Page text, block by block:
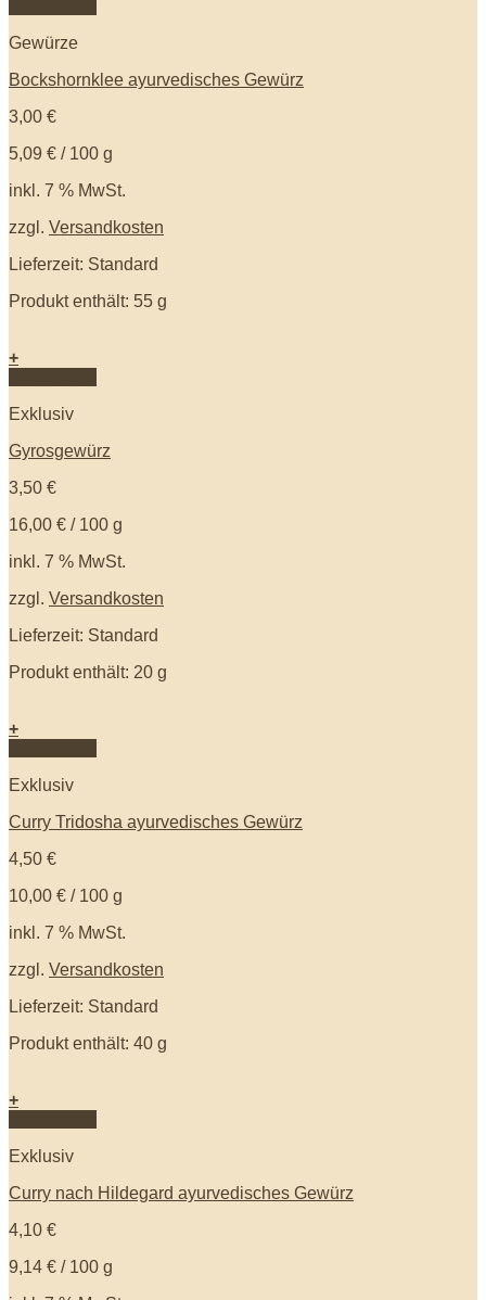
Gewürze
Bockshornklee ayurvedisches Gewürz
3,00 €
5,09 € / 100 g
inkl. 7 % MwSt.
zzgl. Versandkosten
Lieferzeit: Standard
Produkt enthält: 55 g
+
Exklusiv
Gyrosgewürz
3,50 €
16,00 € / 100 g
inkl. 7 % MwSt.
zzgl. Versandkosten
Lieferzeit: Standard
Produkt enthält: 20 g
+
Exklusiv
Curry Tridosha ayurvedisches Gewürz
4,50 €
10,00 € / 100 g
inkl. 7 % MwSt.
zzgl. Versandkosten
Lieferzeit: Standard
Produkt enthält: 40 g
+
Exklusiv
Curry nach Hildegard ayurvedisches Gewürz
4,10 €
9,14 € / 100 g